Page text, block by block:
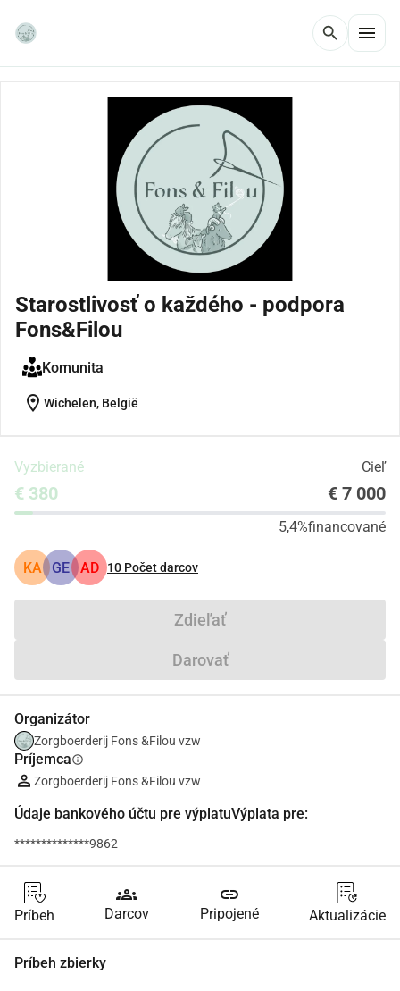
search menu
Starostlivosť o každého - podpora
Fons&Filou
Komunita
location_on Wichelen, België
Vyzbierané Cieľ
€ 380 € 7 000
5,4%financované
KA GE AD 10 Počet darcov
Zdieľať
Darovať
Organizátor
Zorgboerderij Fons &Filou vzw
Príjemcainfo
Zorgboerderij Fons &Filou vzw
Údaje bankového účtu pre výplatuVýplata pre:
**************9862
Príbeh
groups
Darcov
link
Pripojené Aktualizácie
Príbeh zbierky